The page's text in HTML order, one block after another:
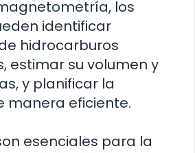
los
identificar
hidrocarburos
estimar su volumen y
y planificar la
manera eficiente.
esenciales para la